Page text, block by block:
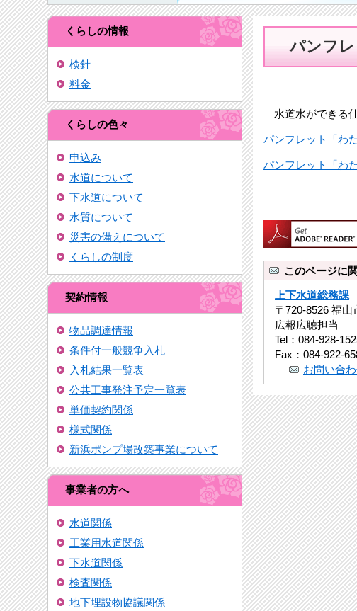
くらしの情報
検針
料金
くらしの色々
申込み
水道について
下水道について
水質について
災害の備えについて
くらしの制度
契約情報
物品調達情報
条件付一般競争入札
入札結果一覧表
公共工事発注予定一覧表
単価契約関係
様式関係
新浜ポンプ場改築事業について
事業者の方へ
水道関係
工業用水道関係
下水道関係
検査関係
地下埋設物協議関係
パンフレ
水道水ができる
パンフレット「わ
パンフレット「わ
このページに
上下水道総務課
〒720-8526 福
広報広聴担当
Tel：084-928-
Fax：084-922-
お問い合